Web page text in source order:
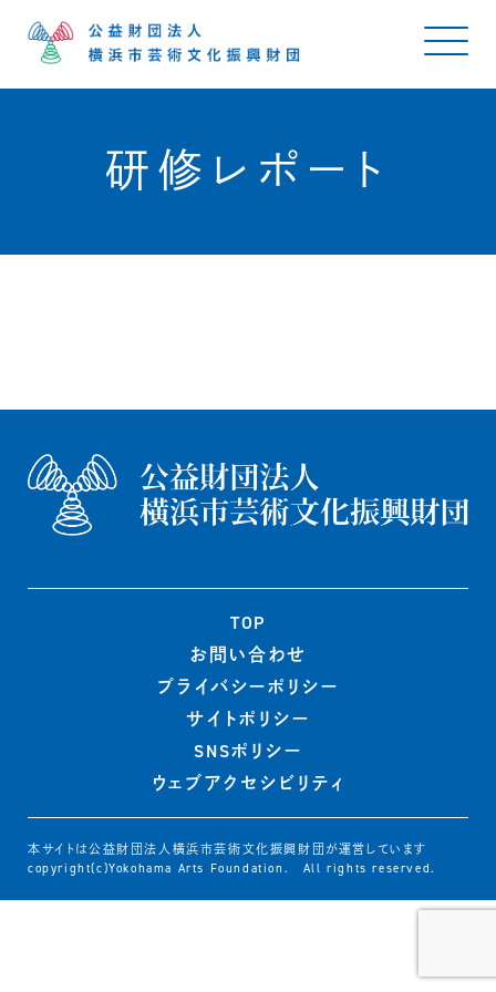
研修レポート
TOP
お問い合わせ
プライバシーポリシー
サイトポリシー
SNSポリシー
ウェブアクセシビリティ
本サイトは公益財団法人横浜市芸術文化振興財団が運営しています
copyright(c)Yokohama Arts Foundation. All rights reserved.